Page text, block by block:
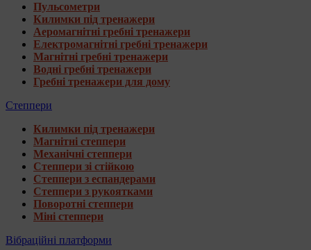
Пульсометри
Килимки під тренажери
Аеромагнітні гребні тренажери
Електромагнітні гребні тренажери
Магнітні гребні тренажери
Водні гребні тренажери
Гребні тренажери для дому
Степпери
Килимки під тренажери
Магнітні степпери
Механічні степпери
Степпери зі стійкою
Степпери з еспандерами
Степпери з рукоятками
Поворотні степпери
Міні степпери
Вібраційні платформи